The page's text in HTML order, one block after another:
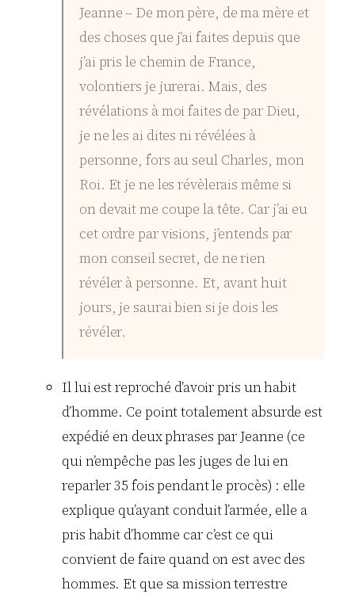
Jeanne – De mon père, de ma mère et
des choses que j’ai faites depuis que
j’ai pris le chemin de France,
volontiers je jurerai. Mais, des
révélations à moi faites de par Dieu,
je ne les ai dites ni révélées à
personne, fors au seul Charles, mon
Roi. Et je ne les révèlerais même si
on devait me coupe la tête. Car j’ai eu
cet ordre par visions, j’entends par
mon conseil secret, de ne rien
révéler à personne. Et, avant huit
jours, je saurai bien si je dois les
révéler.
Il lui est reproché d’avoir pris un habit
d’homme. Ce point totalement absurde est
expédié en deux phrases par Jeanne (ce
qui n’empêche pas les juges de lui en
reparler 35 fois pendant le procès) : elle
explique qu’ayant conduit l’armée, elle a
pris habit d’homme car c’est ce qui
convient de faire quand on est avec des
hommes. Et que sa mission terrestre